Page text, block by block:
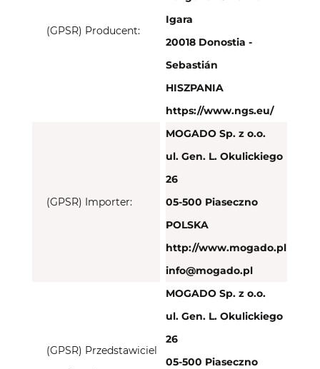
(GPSR) Producent:
Igara
20018 Donostia -
Sebastián
HISZPANIA
https://www.ngs.eu/
(GPSR) Importer:
MOGADO Sp. z o.o.
ul. Gen. L. Okulickiego
26
05-500 Piaseczno
POLSKA
http://www.mogado.pl
info@mogado.pl
(GPSR) Przedstawiciel
MOGADO Sp. z o.o.
ul. Gen. L. Okulickiego
26
05-500 Piaseczno